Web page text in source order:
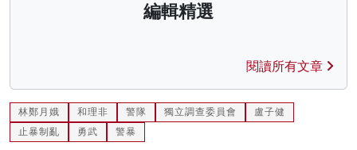
編輯精選
閱讀所有文章
林鄭月娥 和理非 警隊 獨立調查委員會
盧子健
止暴制亂
勇武 警暴